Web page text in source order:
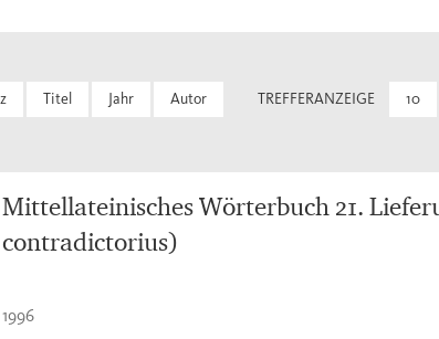
Titel Jahr Autor TREFFERANZEIGE 10
Mittellateinisches Wörterbuch 21.
contradictorius)
1996